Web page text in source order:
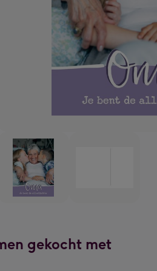
gekocht met